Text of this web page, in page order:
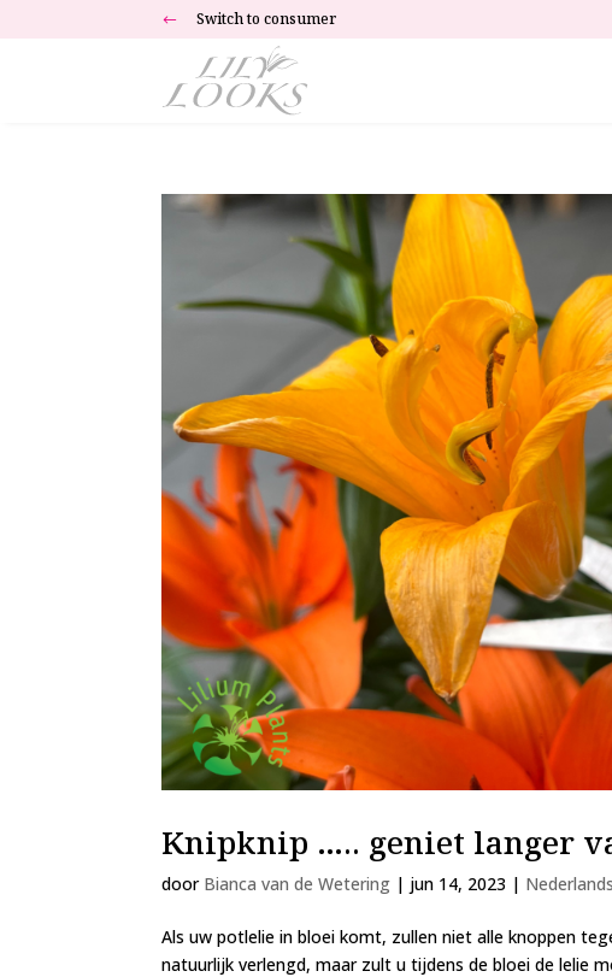
# Switch to consumer
Knipknip ….. geniet langer
door Bianca van de Wetering | jun 14, 2023 |
Als uw potlelie in bloei komt, zullen niet alle knoppen
natuurlijk verlengd, maar zult u tijdens de bloei de lelie